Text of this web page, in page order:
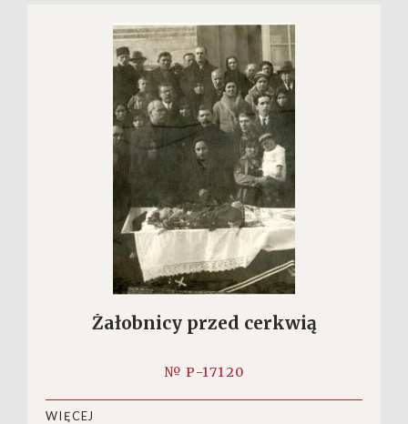
Żałobnicy przed cerkwią
№ P-17120
WIĘCEJ